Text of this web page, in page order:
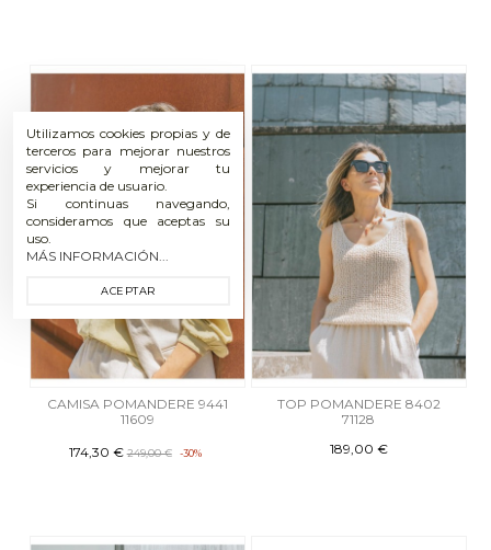
CAMISA POMANDERE 9441
11609
174,30 € 249,00 € -30%
TOP POMANDERE 8402
71128
189,00 €
Utilizamos cookies propias y de
terceros para mejorar nuestros
servicios y mejorar tu
experiencia de usuario.
Si continuas navegando,
consideramos que aceptas su
uso.
MÁS INFORMACIÓN...
ACEPTAR